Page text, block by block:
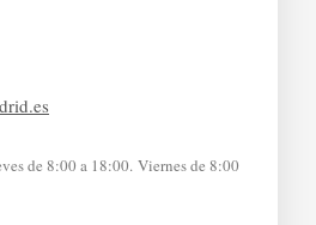
de 8:00 a 18:00. Viernes de 8:00